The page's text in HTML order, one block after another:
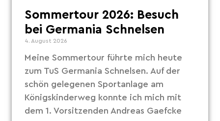
Sommertour 2026: Besuch
bei Germania Schnelsen
4. August 2026
Meine Sommertour führte mich heute
zum TuS Germania Schnelsen. Auf der
schön gelegenen Sportanlage am
Königskinderweg konnte ich mich mit
dem 1. Vorsitzenden Andreas Gaefcke